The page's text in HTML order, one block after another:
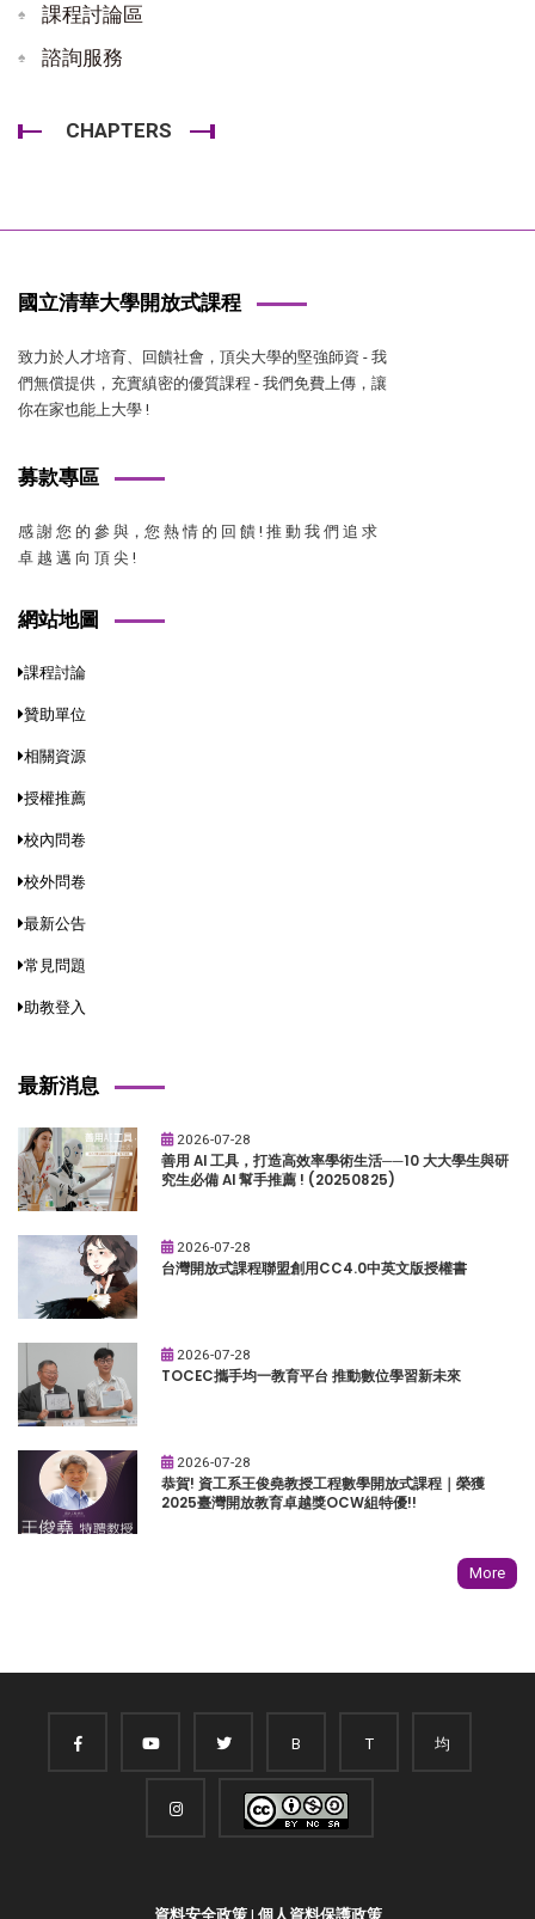
課程討論區
諮詢服務
CHAPTERS
國立清華大學開放式課程
致力於人才培育、回饋社會，頂尖大學的堅強師資 - 我
們無償提供，充實縝密的優質課程 - 我們免費上傳，讓
你在家也能上大學 !
募款專區
感 謝 您 的 參 與，您 熱 情 的 回 饋 ! 推 動 我 們 追 求
卓 越 邁 向 頂 尖 !
網站地圖
課程討論
贊助單位
相關資源
授權推薦
校內問卷
校外問卷
最新公告
常見問題
助教登入
最新消息
2026-07-28
善用 AI 工具，打造高效率學術生活──10 大大學生與研
究生必備 AI 幫手推薦 ! (20250825)
2026-07-28
台灣開放式課程聯盟創用CC4.0中英文版授權書
2026-07-28
TOCEC攜手均一教育平台 推動數位學習新未來
2026-07-28
恭賀! 資工系王俊堯教授工程數學開放式課程｜榮獲
2025臺灣開放教育卓越獎OCW組特優!!
More
B T 均
資料安全政策| 個人資料保護政策